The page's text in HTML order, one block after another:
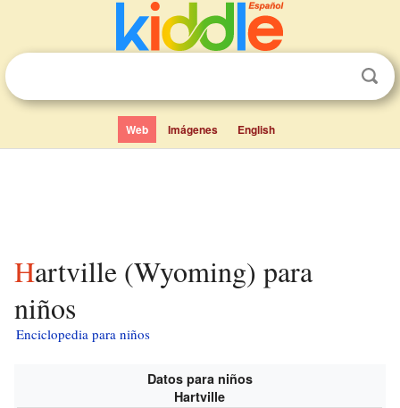
Web Imágenes English
Hartville (Wyoming) para
niños
Enciclopedia para niños
Datos para niños
Hartville